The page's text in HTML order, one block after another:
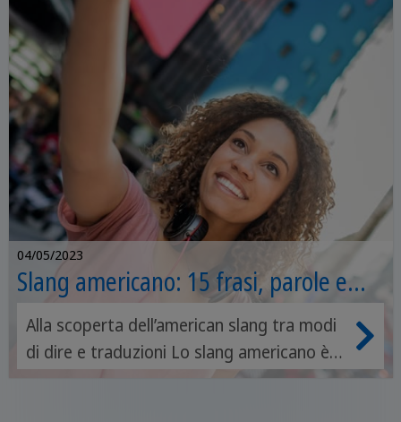
04/05/2023
Slang americano: 15 frasi, parole e
modi di dire americani
Alla scoperta dell’american slang tra modi
di dire e traduzioni Lo slang americano è
ciò che differenzia maggiormente l’inglese